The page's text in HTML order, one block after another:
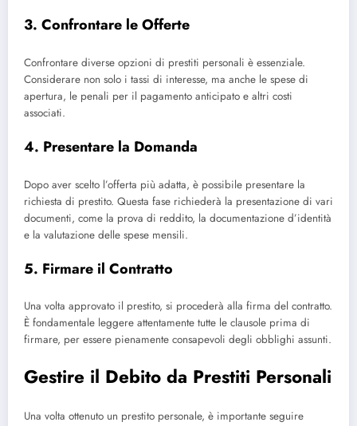
3. Confrontare le Offerte
Confrontare diverse opzioni di prestiti personali è essenziale.
Considerare non solo i tassi di interesse, ma anche le spese di
apertura, le penali per il pagamento anticipato e altri costi
associati.
4. Presentare la Domanda
Dopo aver scelto l’offerta più adatta, è possibile presentare la
richiesta di prestito. Questa fase richiederà la presentazione di vari
documenti, come la prova di reddito, la documentazione d’identità
e la valutazione delle spese mensili.
5. Firmare il Contratto
Una volta approvato il prestito, si procederà alla firma del contratto.
È fondamentale leggere attentamente tutte le clausole prima di
firmare, per essere pienamente consapevoli degli obblighi assunti.
Gestire il Debito da Prestiti Personali
Una volta ottenuto un prestito personale, è importante seguire